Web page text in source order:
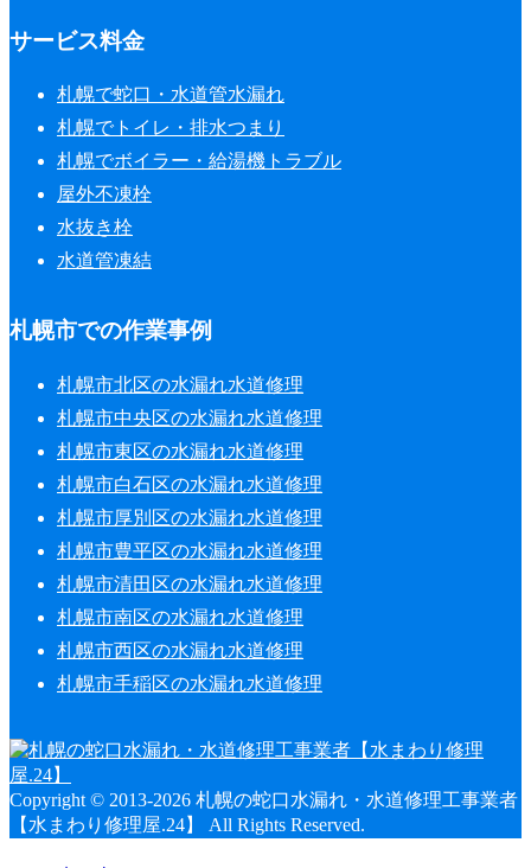
サービス料金
札幌で蛇口・水道管水漏れ
札幌でトイレ・排水つまり
札幌でボイラー・給湯機トラブル
屋外不凍栓
水抜き栓
水道管凍結
札幌市での作業事例
札幌市北区の水漏れ水道修理
札幌市中央区の水漏れ水道修理
札幌市東区の水漏れ水道修理
札幌市白石区の水漏れ水道修理
札幌市厚別区の水漏れ水道修理
札幌市豊平区の水漏れ水道修理
札幌市清田区の水漏れ水道修理
札幌市南区の水漏れ水道修理
札幌市西区の水漏れ水道修理
札幌市手稲区の水漏れ水道修理
Copyright © 2013-2026 札幌の蛇口水漏れ・水道修理工事業者
【水まわり修理屋.24】 All Rights Reserved.